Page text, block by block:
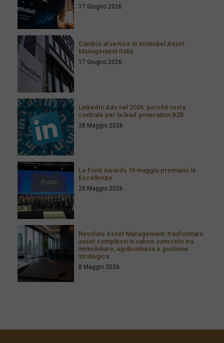
17 Giugno 2026
Cambio al vertice in Vontobel Asset
Management Italia
17 Giugno 2026
LinkedIn Ads nel 2026: perché resta
centrale per la lead generation B2B
28 Maggio 2026
Le Fonti Awards 19 maggio premiano le
Eccellenze
20 Maggio 2026
Resolute Asset Management: trasformare
asset complessi in valore concreto tra
immobiliare, agribusiness e gestione
strategica
8 Maggio 2026